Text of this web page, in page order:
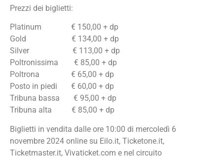
Prezzi dei biglietti:
Platinum € 150,00 + dp
Gold € 134,00 + dp
Silver € 113,00 + dp
Poltronissima € 85,00 + dp
Poltrona € 65,00 + dp
Posto in piedi € 60,00 + dp
Tribuna bassa € 95,00 + dp
Tribuna alta € 85,00 + dp
Biglietti in vendita dalle ore 10:00 di mercoledì 6
novembre 2024 online su Eilo.it, Ticketone.it,
Ticketmaster.it, Vivaticket.com e nel circuito